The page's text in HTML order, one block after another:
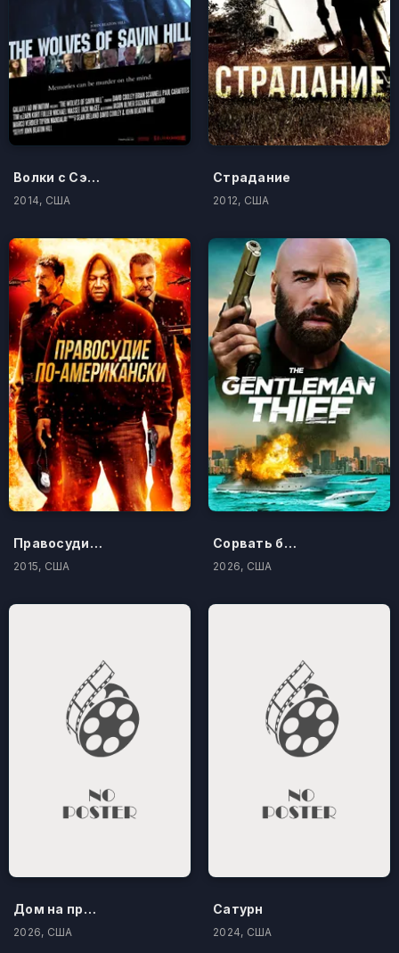
Волки с Сэйвин-Хилл
2014, США
Страдание
2012, США
Правосудие по-американски
2015, США
Сорвать банк 3: Вор-джентльмен
2026, США
Дом на проклятом холме
2026, США
Сатурн
2024, США